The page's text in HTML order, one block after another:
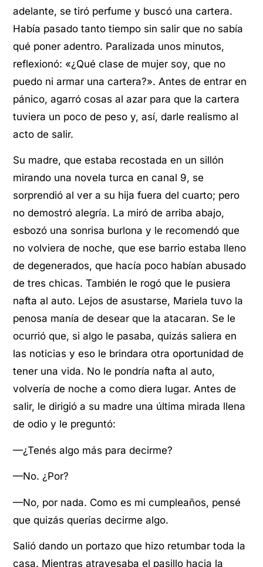
adelante, se tiró perfume y buscó una cartera.
Había pasado tanto tiempo sin salir que no sabía
qué poner adentro. Paralizada unos minutos,
reflexionó: «¿Qué clase de mujer soy, que no
puedo ni armar una cartera?». Antes de entrar en
pánico, agarró cosas al azar para que la cartera
tuviera un poco de peso y, así, darle realismo al
acto de salir.
Su madre, que estaba recostada en un sillón
mirando una novela turca en canal 9, se
sorprendió al ver a su hija fuera del cuarto; pero
no demostró alegría. La miró de arriba abajo,
esbozó una sonrisa burlona y le recomendó que
no volviera de noche, que ese barrio estaba lleno
de degenerados, que hacía poco habían abusado
de tres chicas. También le rogó que le pusiera
nafta al auto. Lejos de asustarse, Mariela tuvo la
penosa manía de desear que la atacaran. Se le
ocurrió que, si algo le pasaba, quizás saliera en
las noticias y eso le brindara otra oportunidad de
tener una vida. No le pondría nafta al auto,
volvería de noche a como diera lugar. Antes de
salir, le dirigió a su madre una última mirada llena
de odio y le preguntó:
—¿Tenés algo más para decirme?
—No. ¿Por?
—No, por nada. Como es mi cumpleaños, pensé
que quizás querías decirme algo.
Salió dando un portazo que hizo retumbar toda la
casa. Mientras atravesaba el pasillo hacia la